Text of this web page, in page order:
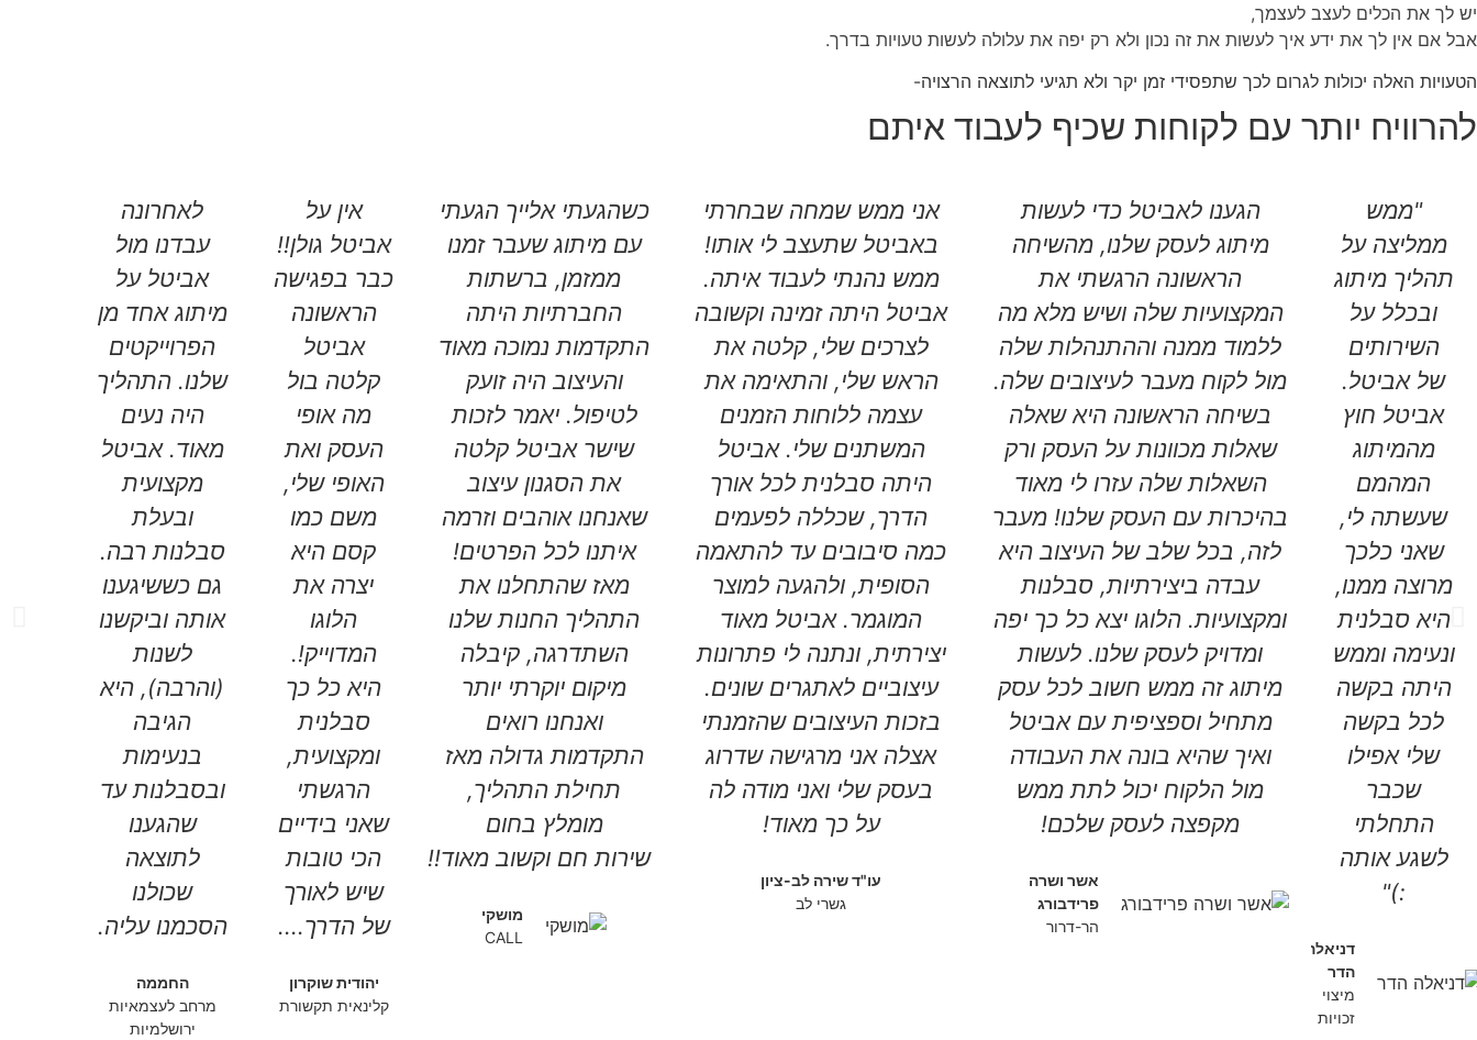
יש לך את הכלים לעצב לעצמך,
אבל אם אין לך את ידע איך לעשות את זה נכון ולא רק יפה את עלולה לעשות טעויות בדרך.
הטעויות האלה יכולות לגרום לכך שתפסידי זמן יקר ולא תגיעי לתוצאה הרצויה-
להרוויח יותר עם לקוחות שכיף לעבוד איתם
"ממש
ממליצה על
תהליך מיתוג
ובכלל על
השירותים
של אביטל.
אביטל חוץ
מהמיתוג
המהמם
שעשתה לי,
שאני כלכך
מרוצה ממנו,
היא סבלנית
ונעימה וממש
היתה בקשה
לכל בקשה
שלי אפילו
שכבר
התחלתי
לשגע אותה
:)"
דניאלה
הדר
מיצוי
זכויות
הגענו לאביטל כדי לעשות
מיתוג לעסק שלנו, מהשיחה
הראשונה הרגשתי את
המקצועיות שלה ושיש מלא מה
ללמוד ממנה וההתנהלות שלה
מול לקוח מעבר לעיצובים שלה.
בשיחה הראשונה היא שאלה
שאלות מכוונות על העסק ורק
השאלות שלה עזרו לי מאוד
בהיכרות עם העסק שלנו! מעבר
לזה, בכל שלב של העיצוב היא
עבדה ביצירתיות, סבלנות
ומקצועיות. הלוגו יצא כל כך יפה
ומדויק לעסק שלנו. לעשות
מיתוג זה ממש חשוב לכל עסק
מתחיל וספציפית עם אביטל
ואיך שהיא בונה את העבודה
מול הלקוח יכול לתת ממש
מקפצה לעסק שלכם!
אשר ושרה
פרידבורג
הר-דרור
אני ממש שמחה שבחרתי
באביטל שתעצב לי אותו!
ממש נהנתי לעבוד איתה.
אביטל היתה זמינה וקשובה
לצרכים שלי, קלטה את
הראש שלי, והתאימה את
עצמה ללוחות הזמנים
המשתנים שלי. אביטל
היתה סבלנית לכל אורך
הדרך, שכללה לפעמים
כמה סיבובים עד להתאמה
הסופית, ולהגעה למוצר
המוגמר. אביטל מאוד
יצירתית, ונתנה לי פתרונות
עיצוביים לאתגרים שונים.
בזכות העיצובים שהזמנתי
אצלה אני מרגישה שדרוג
בעסק שלי ואני מודה לה
על כך מאוד!
עו"ד שירה לב-ציון
גשרי לב
כשהגעתי אלייך הגעתי
עם מיתוג שעבר זמנו
ממזמן, ברשתות
החברתיות היתה
התקדמות נמוכה מאוד
והעיצוב היה זועק
לטיפול. יאמר לזכות
שישר אביטל קלטה
את הסגנון עיצוב
שאנחנו אוהבים וזרמה
איתנו לכל הפרטים!
מאז שהתחלנו את
התהליך החנות שלנו
השתדרגה, קיבלה
מיקום יוקרתי יותר
ואנחנו רואים
התקדמות גדולה מאז
תחילת התהליך,
מומלץ בחום
שירות חם וקשוב מאוד!!
מושקי
CALL
אין על
אביטל גולן!!
כבר בפגישה
הראשונה
אביטל
קלטה בול
מה אופי
העסק ואת
האופי שלי,
משם כמו
קסם היא
יצרה את
הלוגו
המדוייק!.
היא כל כך
סבלנית
ומקצועית,
הרגשתי
שאני בידיים
הכי טובות
שיש לאורך
של הדרך....
יהודית שוקרון
קלינאית תקשורת
לאחרונה
עבדנו מול
אביטל על
מיתוג אחד מן
הפרוייקטים
שלנו. התהליך
היה נעים
מאוד. אביטל
מקצועית
ובעלת
סבלנות רבה.
גם כששיגענו
אותה וביקשנו
לשנות
(והרבה), היא
הגיבה
בנעימות
ובסבלנות עד
שהגענו
לתוצאה
שכולנו
הסכמנו עליה.
החממה
מרחב לעצמאיות
ירושלמיות